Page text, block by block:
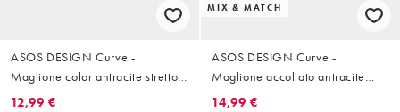
ASOS DESIGN Curve -
Maglione color antracite stretto
in vita con spalle imbottite
12,99 €
MIX & MATCH
ASOS DESIGN Curve -
Maglione accollato antracite
soffice in coordinato
14,99 €